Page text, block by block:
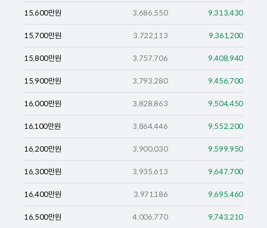
15,600만원 3,686,550 9,313,430
15,700만원 3,722,113 9,361,200
15,800만원 3,757,706 9,408,940
15,900만원 3,793,280 9,456,700
16,000만원 3,828,863 9,504,450
16,100만원 3,864,446 9,552,200
16,200만원 3,900,030 9,599,950
16,300만원 3,935,613 9,647,700
16,400만원 3,971,186 9,695,460
16,500만원 4,006,770 9,743,210